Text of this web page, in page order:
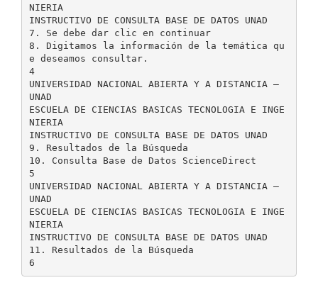
NIERIA
INSTRUCTIVO DE CONSULTA BASE DE DATOS UNAD
7. Se debe dar clic en continuar
8. Digitamos la información de la temática qu
e deseamos consultar.
4
UNIVERSIDAD NACIONAL ABIERTA Y A DISTANCIA –
UNAD
ESCUELA DE CIENCIAS BASICAS TECNOLOGIA E INGE
NIERIA
INSTRUCTIVO DE CONSULTA BASE DE DATOS UNAD
9. Resultados de la Búsqueda
10. Consulta Base de Datos ScienceDirect
5
UNIVERSIDAD NACIONAL ABIERTA Y A DISTANCIA –
UNAD
ESCUELA DE CIENCIAS BASICAS TECNOLOGIA E INGE
NIERIA
INSTRUCTIVO DE CONSULTA BASE DE DATOS UNAD
11. Resultados de la Búsqueda